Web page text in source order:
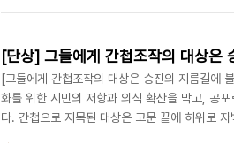
되었다. 함주명 선생은 수감 중에도 계속 무죄
[단상] 그들에게 간첩조작의 대상은
[그들에게 간첩조작의 대상은 승진의 지름길에
화를 위한 시민의 저항과 의식 확산을 막고, 공
다. 간첩으로 지목된 대상은 고문 끝에 허위로